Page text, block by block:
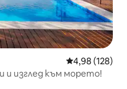
Средна
4,98 (128)
и изглед към морето!